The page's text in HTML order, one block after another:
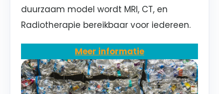
duurzaam model wordt MRI, CT, en
Radiotherapie bereikbaar voor iedereen.
Meer informatie